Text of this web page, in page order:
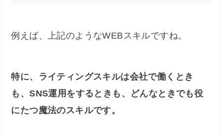
例えば、上記のようなWEBスキルですね。
特に、ライティングスキルは会社で働くとき
も、SNS運用をするときも、どんなときでも役
にたつ魔法のスキルです。